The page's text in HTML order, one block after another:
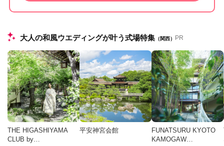
大人の和風ウエディングが叶う式場特集 （関西） PR
THE HIGASHIYAMA
CLUB by…
平安神宮会館
FUNATSURU KYOTO
KAMOGAW…